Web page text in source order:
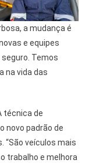
a mudança é
e equipes
Temos
na vida das
técnica de
novo padrão de
“São veículos mais
trabalho e melhora